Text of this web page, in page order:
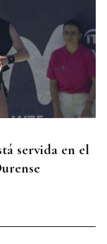
servida en el